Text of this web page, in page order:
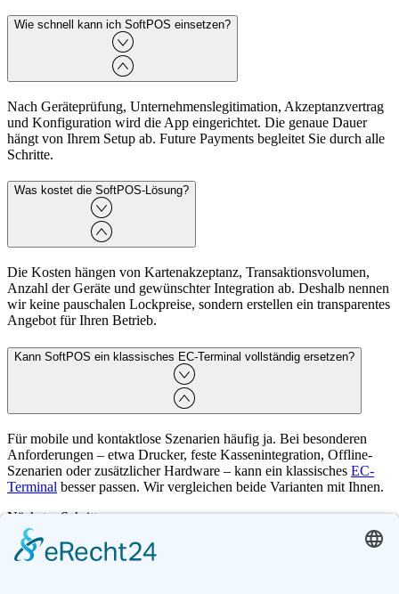
Wie schnell kann ich SoftPOS einsetzen?
Nach Geräteprüfung, Unternehmenslegitimation, Akzeptanzvertrag
und Konfiguration wird die App eingerichtet. Die genaue Dauer
hängt von Ihrem Setup ab. Future Payments begleitet Sie durch alle
Schritte.
Was kostet die SoftPOS-Lösung?
Die Kosten hängen von Kartenakzeptanz, Transaktionsvolumen,
Anzahl der Geräte und gewünschter Integration ab. Deshalb nennen
wir keine pauschalen Lockpreise, sondern erstellen ein transparentes
Angebot für Ihren Betrieb.
Kann SoftPOS ein klassisches EC-Terminal vollständig ersetzen?
Für mobile und kontaktlose Szenarien häufig ja. Bei besonderen
Anforderungen – etwa Drucker, feste Kassenintegration, Offline-
Szenarien oder zusätzlicher Hardware – kann ein klassisches EC-
Terminal besser passen. Wir vergleichen beide Varianten mit Ihnen.
Nächster Schritt
Wir prüfen Gerät, Einsatzmodell und